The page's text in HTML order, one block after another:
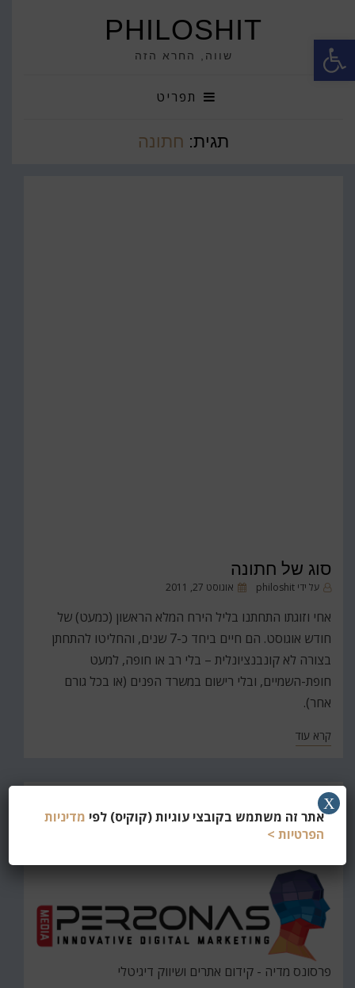
פתח סרגל נגישות PHILOSHIT
שווה, החרא הזה
תפריט
תגית: חתונה
סוג של חתונה
על ידי philoshit
פורסםאוגוסט 27, 2011
אחי וזוגתו התחתנו בליל הירח המלא הראשון (כמעט) של
חודש אוגוסט. הם חיים ביחד כ-7 שנים, והחליטו להתחתן
בצורה לא קונבנציונלית – בלי רב או חופה, למעט
חופת-השמיים, ובלי רישום במשרד הפנים (או בכל גורם
אחר).
קרא עוד
חפש
את
פרסונס מדיה - קידום אתרים ושיווק דיגיטלי
אתר זה משתמש בקובצי עוגיות (קוקיס) לפי מדיניות
הפרטיות >
X